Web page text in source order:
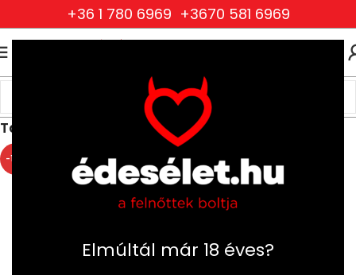
Elmúltál már 18 éves?
+36 1 780 6969 +3670 581 6969
Erotikus Játékok, Ajándékok és Partikellékek
Társasjátékok
-10%